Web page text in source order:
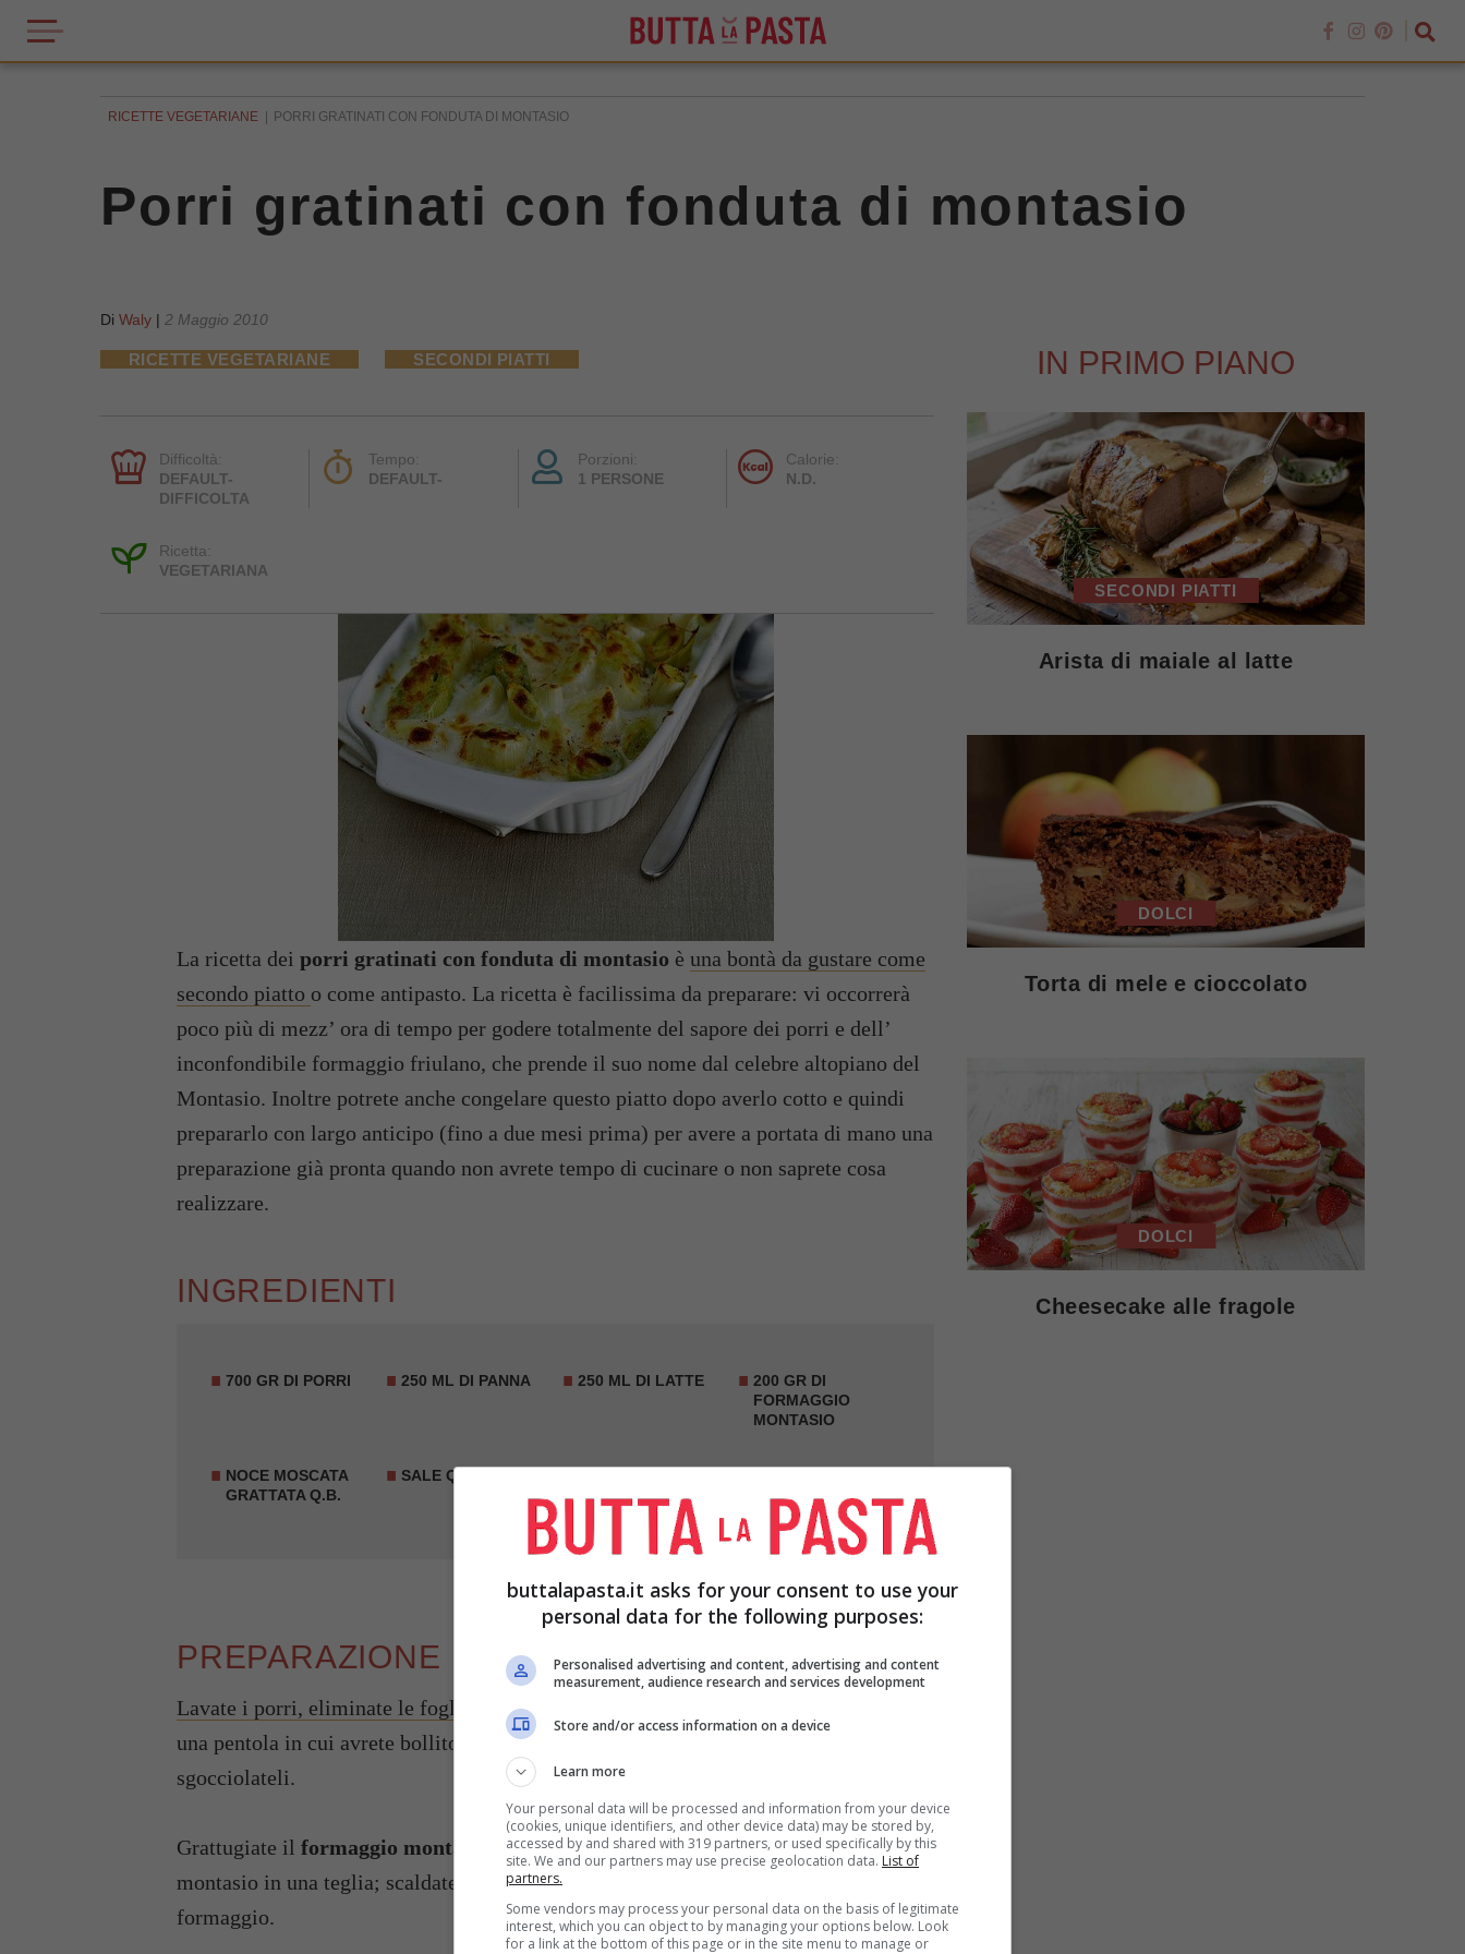
RICETTE VEGETARIANE PORRI GRATINATI CON FONDUTA DI MONTASIO
Porri gratinati con fonduta di montasio
Di Waly | 2 Maggio 2010
RICETTE VEGETARIANE SECONDI PIATTI
Difficoltà:
DEFAULT-
DIFFICOLTA
Tempo:
DEFAULT-
Porzioni:
1 PERSONE
Calorie:
N.D.
Ricetta:
VEGETARIANA
La ricetta dei porri gratinati con fonduta di montasio è una bontà da gustare come
secondo piatto o come antipasto. La ricetta è facilissima da preparare: vi occorrerà
poco più di mezz’ ora di tempo per godere totalmente del sapore dei porri e dell’
inconfondibile formaggio friulano, che prende il suo nome dal celebre altopiano del
Montasio. Inoltre potrete anche congelare questo piatto dopo averlo cotto e quindi
prepararlo con largo anticipo (fino a due mesi prima) per avere a portata di mano una
preparazione già pronta quando non avrete tempo di cucinare o non saprete cosa
realizzare.
INGREDIENTI
700 GR DI PORRI 250 ML DI PANNA 250 ML DI LATTE
200 GR DI
FORMAGGIO
MONTASIO
NOCE MOSCATA
GRATTATA Q.B.
SALE Q.B.
PREPARAZIONE
Lavate i porri, eliminate le foglie più esterne e tagliateli a pezzetti
una pentola in cui avrete bollito dell’ acqua salata, sbollentateli per 2 minuti e
sgocciolateli.
Grattugiate il formaggio montasio , mescolate lapanna, il latte e più della metà del
montasio in una teglia; scaldate il tutto a bagnomaria fino a far fondere il
formaggio.
IN PRIMO PIANO
SECONDI PIATTI
Arista di maiale al latte
DOLCI
Torta di mele e cioccolato
DOLCI
Cheesecake alle fragole
buttalapasta.it asks for your consent to use your
personal data for the following purposes:
Personalised advertising and content, advertising and content
measurement, audience research and services development
Store and/or access information on a device
Learn more
Your personal data will be processed and information from your device
(cookies, unique identifiers, and other device data) may be stored by,
accessed by and shared with 319 partners, or used specifically by this
site. We and our partners may use precise geolocation data. List of
partners.
Some vendors may process your personal data on the basis of legitimate
interest, which you can object to by managing your options below. Look
for a link at the bottom of this page or in the site menu to manage or